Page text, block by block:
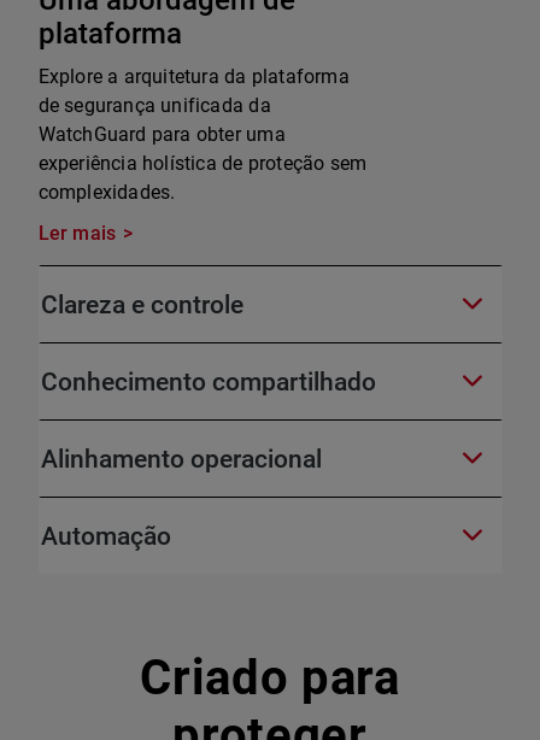
plataforma
Explore a arquitetura da plataforma
de segurança unificada da
WatchGuard para obter uma
experiência holística de proteção sem
complexidades.
Ler mais
Clareza e controle
Conhecimento compartilhado
Alinhamento operacional
Automação
Criado para